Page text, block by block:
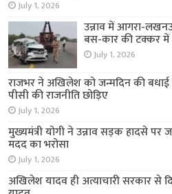
July 1, 2026
उन्नाव में आगरा-
बस-कार की टक्कर में
July 1, 2026
राजभर ने अखिलेश को जन्मदिन की
पीसी की राजनीति छोड़िए
July 1, 2026
मुख्यमंत्री योगी ने उन्नाव सड़क हादसे पर
मदद का भरोसा
July 1, 2026
अखिलेश यादव ही अत्याचारी सरकार से